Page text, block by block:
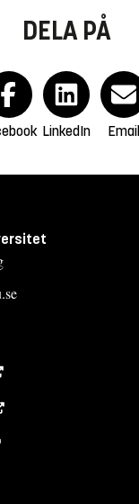
DELA PÅ
LinkedIn Email